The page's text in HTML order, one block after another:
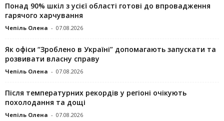
Понад 90% шкіл з усієї області готові до впровадження
гарячого харчування
Чепіль Олена - 07.08.2026
Як офіси “Зроблено в Україні” допомагають запускaти та
розвивати власну справу
Чепіль Олена - 07.08.2026
Після температурних рекордів у регіоні очікують
похолодання та дощі
Чепіль Олена - 07.08.2026